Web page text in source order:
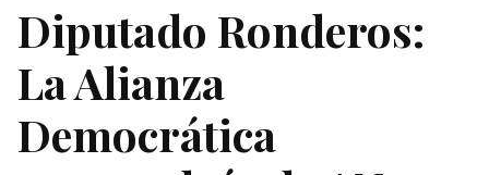
Diputado Ronderos:
La Alianza
Democrática